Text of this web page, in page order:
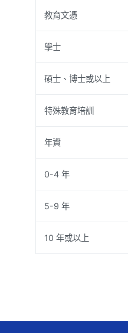
教育文憑
學士
碩士、博士或以上
特殊教育培訓
年資
0-4 年
5-9 年
10 年或以上